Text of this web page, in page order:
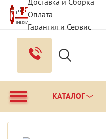
Доставка и Сборка
Оплата
Гарантия и Сервис
Вопрос - Ответ
Контакты
КАТАЛОГ